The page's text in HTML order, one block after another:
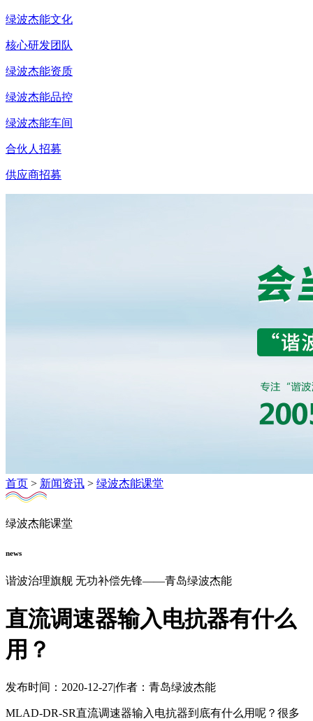
绿波杰能文化
核心研发团队
绿波杰能资质
绿波杰能品控
绿波杰能车间
合伙人招募
供应商招募
首页 > 新闻资讯 > 绿波杰能课堂
绿波杰能课堂
news
谐波治理旗舰 无功补偿先锋——青岛绿波杰能
直流调速器输入电抗器有什么
用？
发布时间：2020-12-27|作者：青岛绿波杰能
MLAD-DR-SR直流调速器输入电抗器到底有什么用呢？很多